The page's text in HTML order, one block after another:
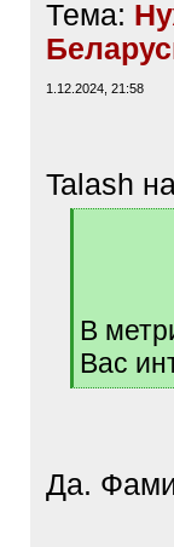
Тема:
1.12.2024, 21:58
Talash
В
Вас
[
Да.